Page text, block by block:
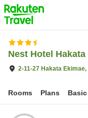
to
top
page
Nest Hotel Hakata
2-11-27 Hakata
Rooms Plans